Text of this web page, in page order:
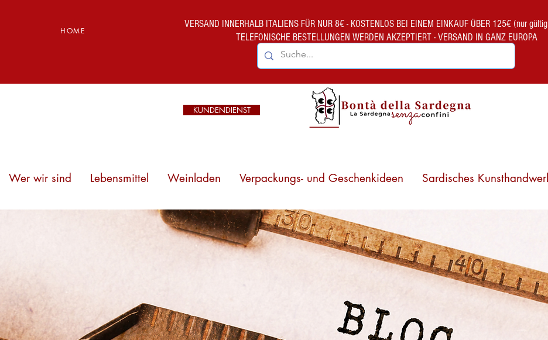
HOME
VERSAND INNERHALB ITALIENS FÜR NUR 8€ - KOSTENLOS BEI EINEM EINKAUF ÜBER 125€ (nur
TELEFONISCHE BESTELLUNGEN WERDEN AKZEPTIERT - VERSAND IN GANZ EUROPA
KUNDENDIENST
Wer wir sind Lebensmittel Weinladen Verpackungs- und Geschenkideen Sardisches